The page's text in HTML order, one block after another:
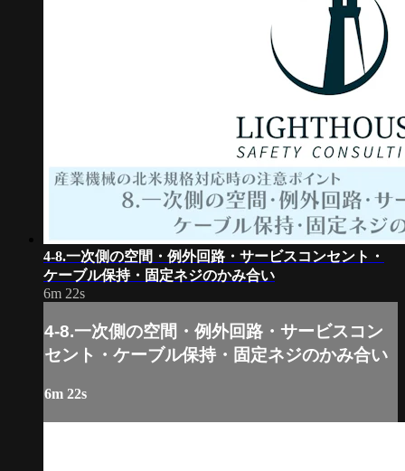
4-8.一次側の空間・例外回路・サービスコンセント・
ケーブル保持・固定ネジのかみ合い
6m 22s
4-8.一次側の空間・例外回路・サービスコン
セント・ケーブル保持・固定ネジのかみ合い
6m 22s